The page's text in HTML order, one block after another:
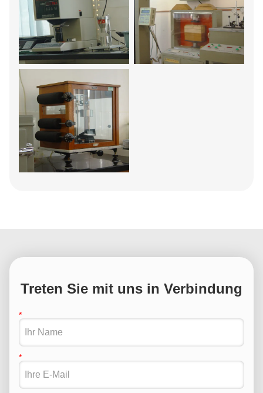
Treten Sie mit uns in Verbindung